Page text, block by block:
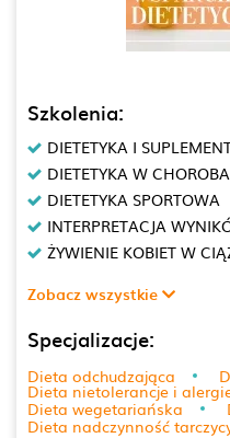
Szkolenia:
DIETETYKA I
DIETETYKA W
DIETETYKA SPORTOWA
INTERPRETACJA
ŻYWIENIE KOBIET W
Zobacz wszystkie
Specjalizacje:
Dieta odchudzająca
Dieta nietolerancje i
Dieta wegetariańska
Dieta nadczynność